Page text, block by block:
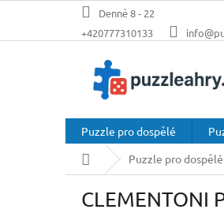
Denně 8 - 22
+420777310133
Puzzle pro dospělé
Domů
Puzzle pro dospělé
CLEMENTONI